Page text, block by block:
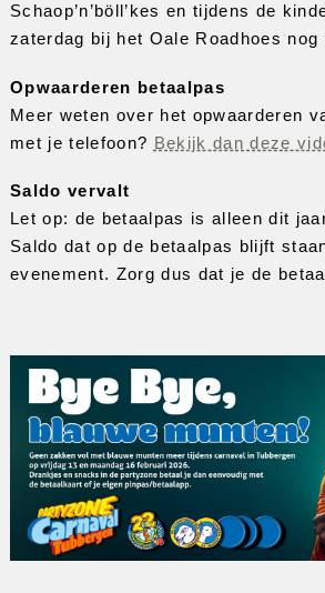
Schaop’n’böll’kes en tijdens de
zaterdag bij het Oale Roadhoes nog
Opwaarderen betaalpas
Meer weten over het opwaarderen
met je telefoon? Bekijk dan deze
Saldo vervalt
Let op: de betaalpas is alleen dit
Saldo dat op de betaalpas blijft
evenement. Zorg dus dat je de